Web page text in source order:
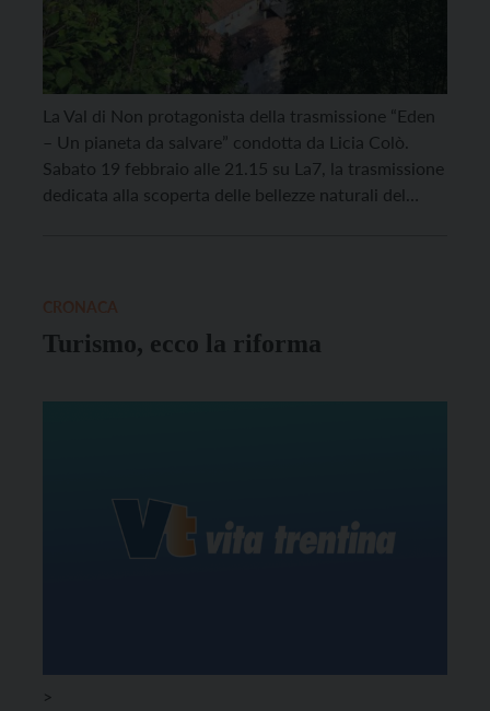
La Val di Non protagonista della trasmissione “Eden
– Un pianeta da salvare” condotta da Licia Colò.
Sabato 19 febbraio alle 21.15 su La7, la trasmissione
dedicata alla scoperta delle bellezze naturali del
Turismo, ecco la riforma
>